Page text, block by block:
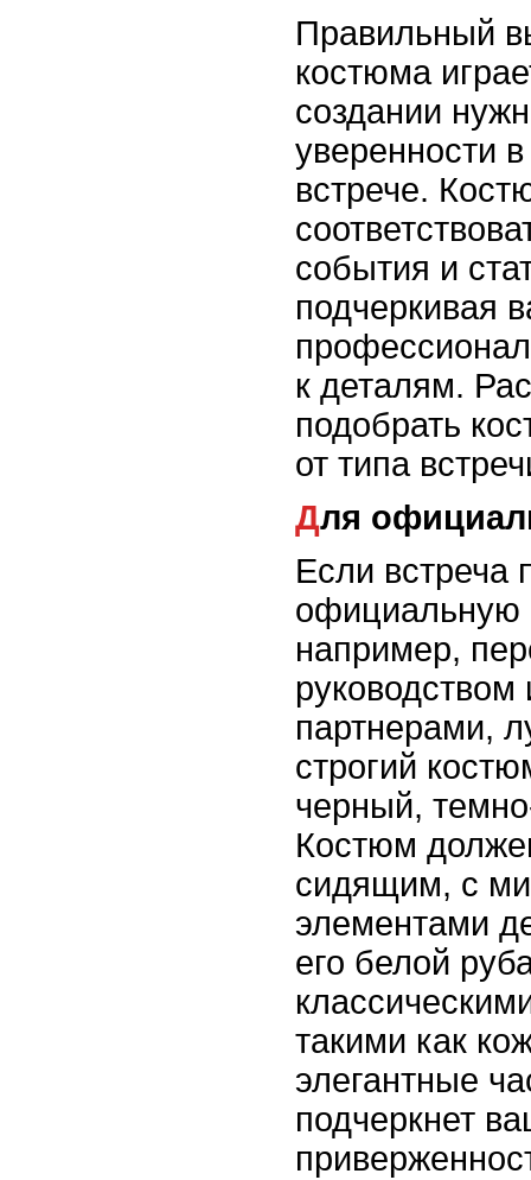
Правильный
костюма
создании
уверенности
встрече.
события и
подчеркивая
к деталям.
подобрать
от типа
Для
Если встреча
официальную
например,
партнерами,
строгий
черный,
Костюм
сидящим, с
элементами
его белой
такими как
элегантные
подчеркнет